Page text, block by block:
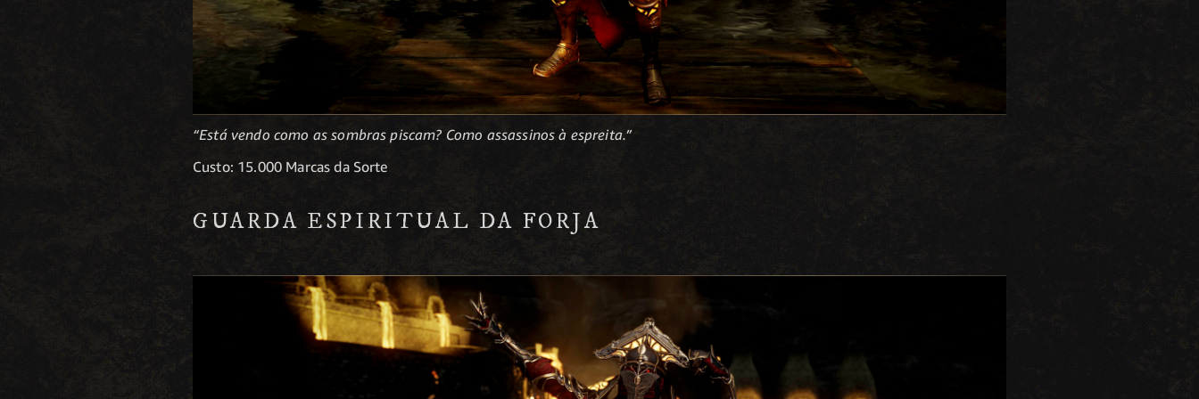
“Está vendo como as sombras piscam? Como assassinos à espreita.”
Custo: 15.000 Marcas da Sorte
GUARDA ESPIRITUAL DA FORJA